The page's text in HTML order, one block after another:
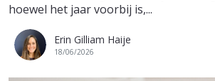
hoewel het jaar voorbij is,...
Erin Gilliam Haije
18/06/2026